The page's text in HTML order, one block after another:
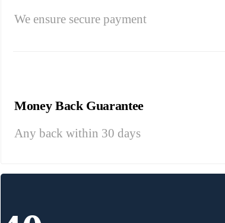
We ensure secure payment
Money Back Guarantee
Any back within 30 days